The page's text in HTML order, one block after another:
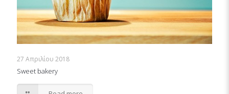
27 Απριλίου 2018
Sweet bakery